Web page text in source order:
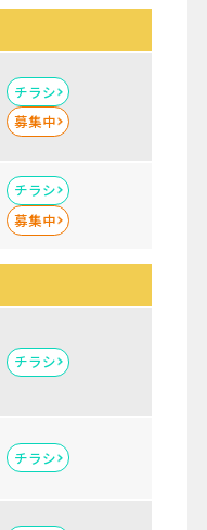
チラシ
募集中
チラシ
募集中
チラシ
チラシ